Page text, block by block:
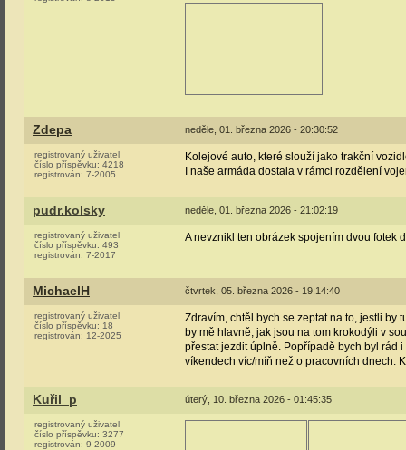
Zdepa neděle, 01. března 2026 - 20:30:52
registrovaný uživatel
číslo příspěvku: 4218
registrován: 7-2005
Kolejové auto, které slouží jako trakční
I naše armáda dostala v rámci rozdělení
pudr.kolsky neděle, 01. března 2026 - 21:02:19
registrovaný uživatel
číslo příspěvku: 493
registrován: 7-2017
A nevznikl ten obrázek spojením dvou fotek
MichaelH čtvrtek, 05. března 2026 - 19:14:40
registrovaný uživatel
číslo příspěvku: 18
registrován: 12-2025
Zdravím, chtěl bych se zeptat na to, jestli
by mě hlavně, jak jsou na tom krokodýli v
přestat jezdit úplně. Popřípadě bych byl rád
víkendech víc/míň než o pracovních dnech.
Kuřil_p úterý, 10. března 2026 - 01:45:35
registrovaný uživatel
číslo příspěvku: 3277
registrován: 9-2009